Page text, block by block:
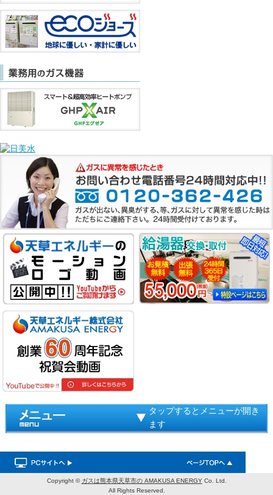
タップするとメニューが開き
ます
Copyright © ガスは熊本県天草市の AMAKUSA ENERGYCo. Ltd.
All Rights Reserved.